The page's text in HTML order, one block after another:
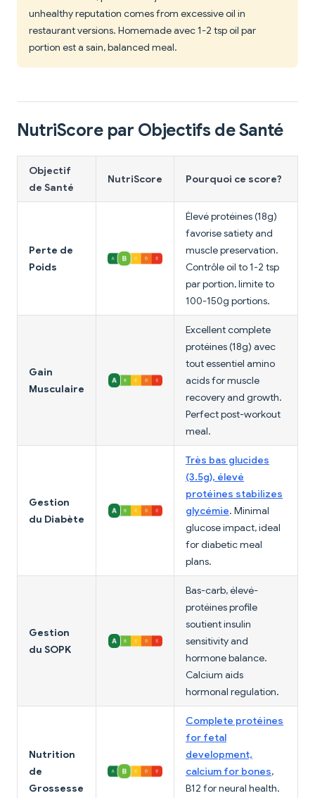
unhealthy reputation comes from excessive oil in
restaurant versions. Homemade avec 1-2 tsp oil par
portion est a sain, balanced meal.
NutriScore par Objectifs de Santé
Objectif
de Santé
NutriScore Pourquoi ce score?
Perte de
Poids
Élevé protéines (18g)
favorise satiety and
muscle preservation.
Contrôle oil to 1-2 tsp
par portion, limite to
100-150g portions.
Gain
Musculaire
Excellent complete
protéines (18g) avec
tout essentiel amino
acids for muscle
recovery and growth.
Perfect post-workout
meal.
Gestion
du Diabète
Très bas glucides
(3.5g), élevé
protéines stabilizes
glycémie. Minimal
glucose impact, ideal
for diabetic meal
plans.
Gestion
du SOPK
Bas-carb, élevé-
protéines profile
soutient insulin
sensitivity and
hormone balance.
Calcium aids
hormonal regulation.
Nutrition
de
Grossesse
Complete protéines
for fetal
development,
calcium for bones,
B12 for neural health.